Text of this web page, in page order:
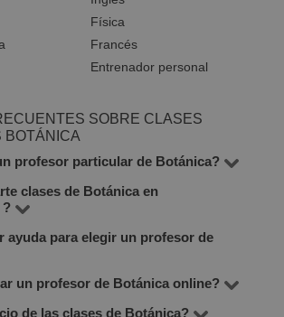
Física
Francés
Entrenador personal
SOBRE CLASES
BOTÁNICA
profesor particular de Botánica?
Botánica de BuscaTuProfesor
disponibles. Para tomar la
presta atención al precio por hora, la
la experiencia profesional y la
clases de Botánica en
?
hay profesores con distintos perfiles:
profesores universitarios, estudiantes
y profesionales con
Todos son verificados por el equipo
ayuda para elegir un profesor de
o escríbenos por el chat — el equipo
te ayudará a encontrar el profesor
un profesor de Botánica online?
Botánica onlinepara ver los profesores
de las clases de Botánica?